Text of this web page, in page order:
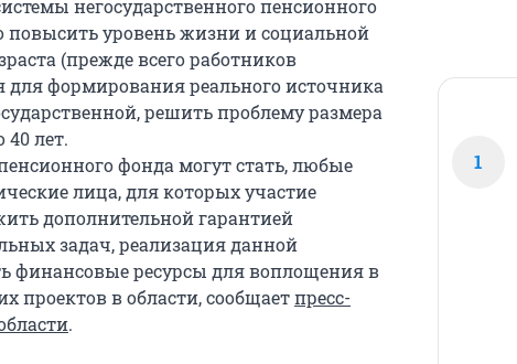
негосударственного пенсионного
повысить уровень жизни и социальной
(прежде всего работников
для формирования реального источника
решить проблему размера
40 лет.
фонда могут стать, любые
лица, для которых участие
дополнительной гарантией
задач, реализация данной
финансовые ресурсы для воплощения в
проектов в области, сообщаетпресс-
.
1